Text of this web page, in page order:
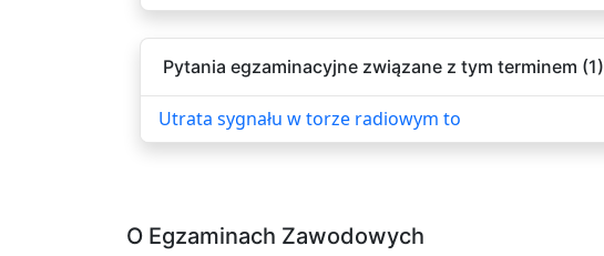
Pytania egzaminacyjne związane z tym terminem (1)
Utrata sygnału w torze radiowym to
O Egzaminach Zawodowych